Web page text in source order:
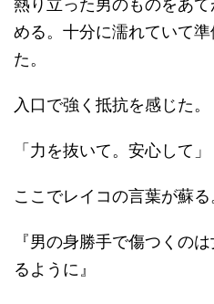
熱り立った男のものをあ
める。十分に濡れていて
た。
入口で強く抵抗を感じた。
「力を抜いて。安心して」
ここでレイコの言葉が蘇る
『男の身勝手で傷つくの
るように』